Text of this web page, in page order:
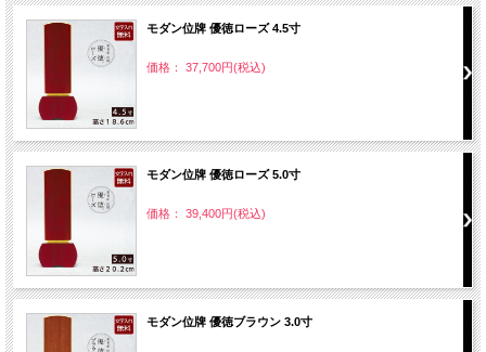
モダン位牌 優徳ローズ 4.5寸
価格： 37,700円(税込)
モダン位牌 優徳ローズ 5.0寸
価格： 39,400円(税込)
モダン位牌 優徳ブラウン 3.0寸